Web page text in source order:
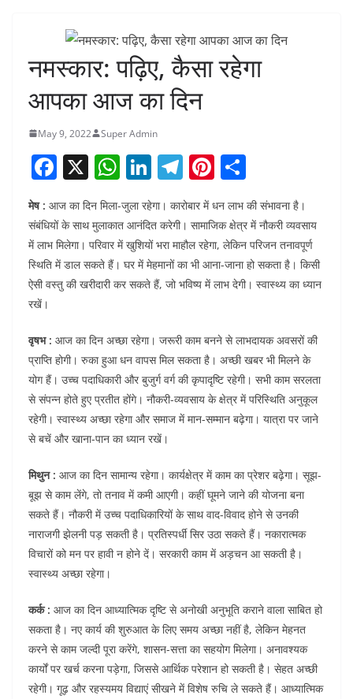
नमस्कार: पढ़िए, कैसा रहेगा
आपका आज का दिन
May 9, 2022 Super Admin
F
a
c
e
b
o
k
X W
h
at
s
A
p
Li
n
k
e
dI
n
T
el
e
gr
a
m
Pi
nt
er
e
st
h
ar
e
मेष : आज का दिन मिला-जुला रहेगा। कारोबार में धन लाभ की संभावना है।
संबंधियों के साथ मुलाकात आनंदित करेगी। सामाजिक क्षेत्र में नौकरी व्यवसाय
में लाभ मिलेगा। परिवार में खुशियों भरा माहौल रहेगा, लेकिन परिजन तनावपूर्ण
स्थिति में डाल सकते हैं। घर में मेहमानों का भी आना-जाना हो सकता है। किसी
ऐसी वस्तु की खरीदारी कर सकते हैं, जो भविष्य में लाभ देगी। स्वास्थ्य का ध्यान
रखें।
वृषभ : आज का दिन अच्छा रहेगा। जरूरी काम बनने से लाभदायक अवसरों की
प्राप्ति होगी। रुका हुआ धन वापस मिल सकता है। अच्छी खबर भी मिलने के
योग हैं। उच्च पदाधिकारी और बुजुर्ग वर्ग की कृपादृष्टि रहेगी। सभी काम सरलता
से संपन्न होते हुए प्रतीत होंगे। नौकरी-व्यवसाय के क्षेत्र में परिस्थिति अनुकूल
रहेगी। स्वास्थ्य अच्छा रहेगा और समाज में मान-सम्मान बढ़ेगा। यात्रा पर जाने
से बचें और खाना-पान का ध्यान रखें।
मिथुन : आज का दिन सामान्य रहेगा। कार्यक्षेत्र में काम का प्रेशर बढ़ेगा। सूझ-
बूझ से काम लेंगे, तो तनाव में कमी आएगी। कहीं घूमने जाने की योजना बना
सकते हैं। नौकरी में उच्च पदाधिकारियों के साथ वाद-विवाद होने से उनकी
नाराजगी झेलनी पड़ सकती है। प्रतिस्पर्धी सिर उठा सकते हैं। नकारात्मक
विचारों को मन पर हावी न होने दें। सरकारी काम में अड़चन आ सकती है।
स्वास्थ्य अच्छा रहेगा।
कर्क : आज का दिन आध्यात्मिक दृष्टि से अनोखी अनुभूति कराने वाला साबित हो
सकता है। नए कार्य की शुरुआत के लिए समय अच्छा नहीं है, लेकिन मेहनत
करने से काम जल्दी पूरा करेंगे, शासन-सत्ता का सहयोग मिलेगा। अनावश्यक
कार्यों पर खर्च करना पड़ेगा, जिससे आर्थिक परेशान हो सकती है। सेहत अच्छी
रहेगी। गूढ़ और रहस्यमय विद्याएं सीखने में विशेष रुचि ले सकते हैं। आध्यात्मिक